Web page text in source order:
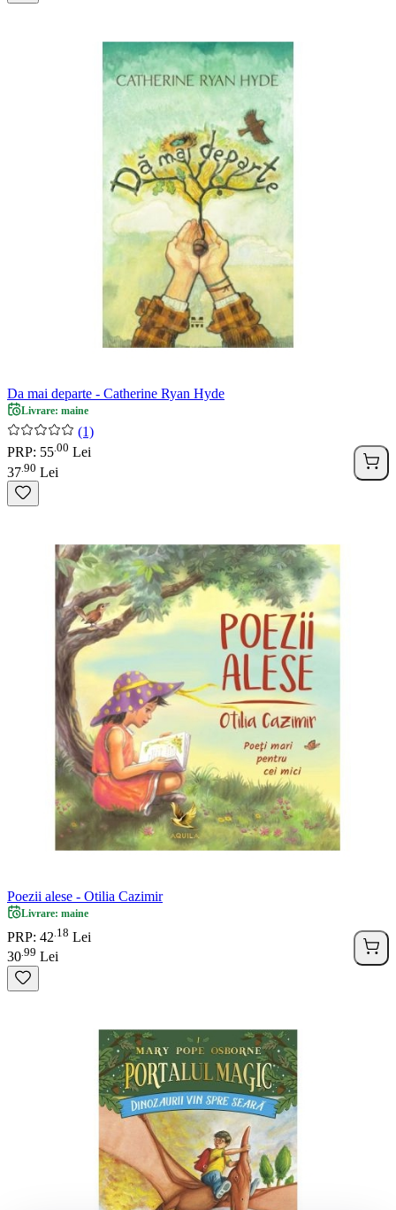
Da mai departe - Catherine Ryan Hyde
Livrare: maine
(1)
PRP: 55 00 Lei
37 90 Lei
Poezii alese - Otilia Cazimir
Livrare: maine
PRP: 42 18 Lei
30 99 Lei